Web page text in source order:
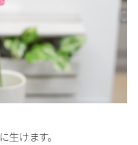
生けます。